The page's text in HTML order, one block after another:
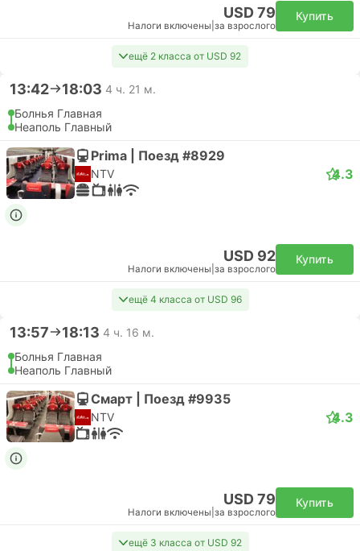
USD 79
Налоги включены за взрослого
Купить
ещё 2 класса от USD 92
13:42 18:03 4 ч. 21 м.
Болнья Главная
Неаполь Главный
Prima | Поезд #8929
NTV 4.3
USD 92
Налоги включены за взрослого
Купить
ещё 4 класса от USD 96
13:57 18:13 4 ч. 16 м.
Болнья Главная
Неаполь Главный
Смарт | Поезд #9935
NTV 4.3
USD 79
Налоги включены за взрослого
Купить
ещё 3 класса от USD 92